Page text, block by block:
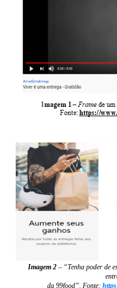
Imagem 2– “Tenha poder de
da 99food”. Fonte: